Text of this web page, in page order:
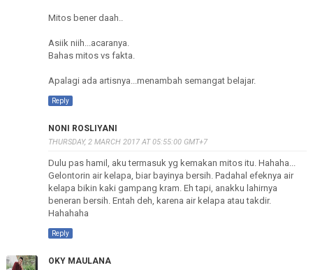
Mitos bener daah..
Asiik niih...acaranya.
Bahas mitos vs fakta.
Apalagi ada artisnya...menambah semangat belajar.
Reply
NONI ROSLIYANI
THURSDAY, 2 MARCH 2017 AT 05:55:00 GMT+7
Dulu pas hamil, aku termasuk yg kemakan mitos itu. Hahaha...
Gelontorin air kelapa, biar bayinya bersih. Padahal efeknya air
kelapa bikin kaki gampang kram. Eh tapi, anakku lahirnya
beneran bersih. Entah deh, karena air kelapa atau takdir.
Hahahaha
Reply
OKY MAULANA